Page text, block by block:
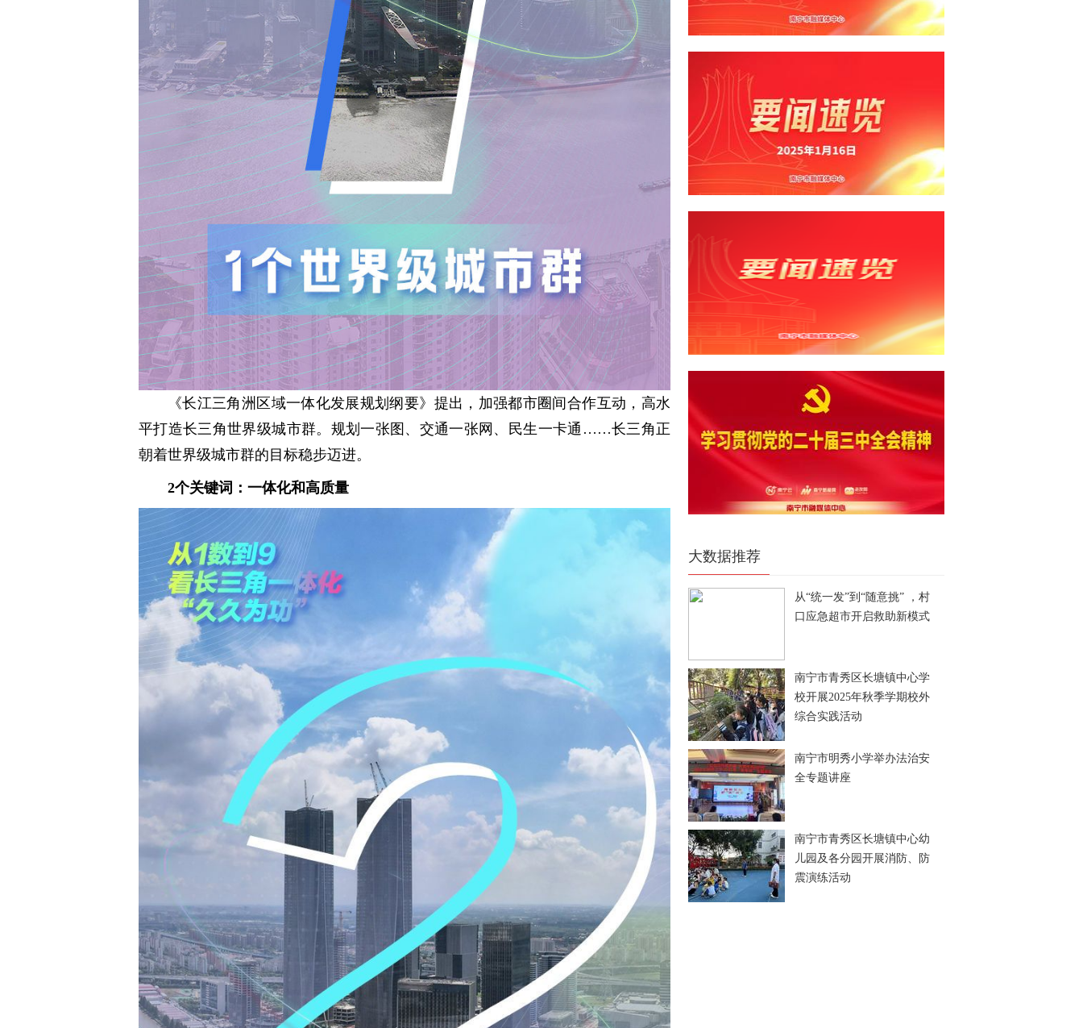
《长江三角洲区域一体化发展规划纲要》提出，加强都市圈间合作互动，高水
平打造长三角世界级城市群。规划一张图、交通一张网、民生一卡通……长三角正
朝着世界级城市群的目标稳步迈进。
2个关键词：一体化和高质量
大数据推荐
从“统一发”到“随意挑” ，村
口应急超市开启救助新模式
南宁市青秀区长塘镇中心学
校开展2025年秋季学期校外
综合实践活动
南宁市明秀小学举办法治安
全专题讲座
南宁市青秀区长塘镇中心幼
儿园及各分园开展消防、防
震演练活动